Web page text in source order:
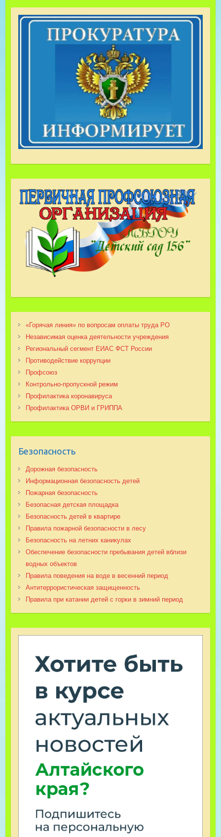
«Горячая линия» по вопросам оплаты труда РО
Независимая оценка деятельности учреждения
Региональный сегмент ЕИАС ФСТ России
Противодействие коррупции
Профсоюз
Контрольно-пропускной режим
Профилактика коронавируса
Профилактика ОРВИ и ГРИППА
Безопасность
Дорожная безопасность
Информационная безопасность детей
Пожарная безопасность
Безопасная детская площадка
Безопасность детей в квартире
Правила пожарной безопасности в лесу
Безопасность на летних каникулах
Обеспечение безопасности пребывания детей вблизи
водных объектов
Правила поведения на воде в весенний период
Антитеррористическая защищенность
Правила при катании детей с горки в зимний период